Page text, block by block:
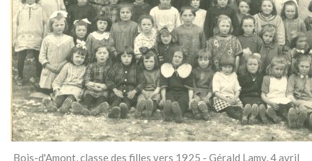
Bois-d'Amont, classe des filles vers 1925 - Gérald Lamy, 4 avril